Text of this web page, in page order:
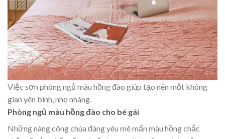
Việc sơn phòng ngủ màu hồng đào giúp tạo nên một không
gian yên bình, nhẹ nhàng.
Phòng ngủ màu hồng đào cho bé gái
Những nàng công chúa đáng yêu mê mẩn màu hồng chắc